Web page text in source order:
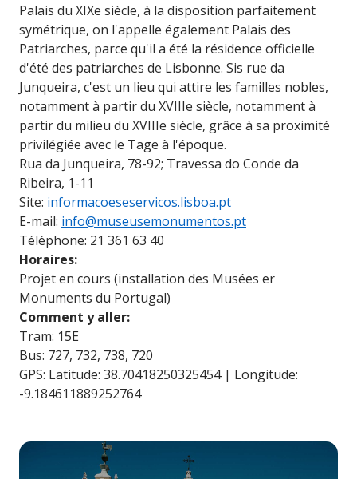
Palais du XIXe siècle, à la disposition parfaitement
symétrique, on l'appelle également Palais des
Patriarches, parce qu'il a été la résidence officielle
d'été des patriarches de Lisbonne. Sis rue da
Junqueira, c'est un lieu qui attire les familles nobles,
notamment à partir du XVIIIe siècle, notamment à
partir du milieu du XVIIIe siècle, grâce à sa proximité
privilégiée avec le Tage à l'époque.
Rua da Junqueira, 78-92; Travessa do Conde da
Ribeira, 1-11
Site: informacoeseservicos.lisboa.pt
E-mail: info@museusemonumentos.pt
Téléphone: 21 361 63 40
Horaires:
Projet en cours (installation des Musées er
Monuments du Portugal)
Comment y aller:
Tram: 15E
Bus: 727, 732, 738, 720
GPS: Latitude: 38.70418250325454 | Longitude:
-9.184611889252764